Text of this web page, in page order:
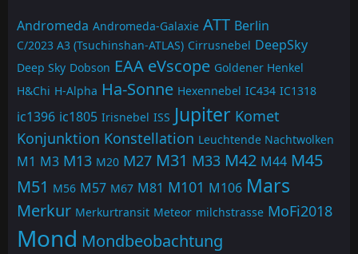
Andromeda Andromeda-Galaxie ATT Berlin
C/2023 A3 (Tsuchinshan-ATLAS) Cirrusnebel DeepSky
Deep Sky Dobson EAA eVscope Goldener Henkel
H&Chi H-Alpha Ha-Sonne Hexennebel IC434 IC1318
ic1396 ic1805 Irisnebel ISS Jupiter Komet
Konjunktion Konstellation Leuchtende Nachtwolken
M1 M3 M13 M20 M27 M31 M33 M42 M44 M45
M51 M56 M57 M67 M81 M101 M106 Mars
Merkur Merkurtransit Meteor milchstrasse MoFi2018
Mond Mondbeobachtung